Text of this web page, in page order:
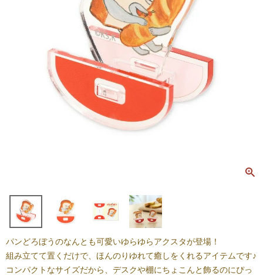
パンどろぼうのなんとも可愛いゆらゆらアクスタが登場！
組み立てて置くだけで、ほんのりゆれて癒しをくれるアイテムです♪
コンパクトなサイズだから、デスクや棚にちょこんと飾るのにぴっ